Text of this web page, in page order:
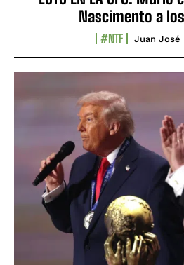
Nascimento a
#NTF Juan José